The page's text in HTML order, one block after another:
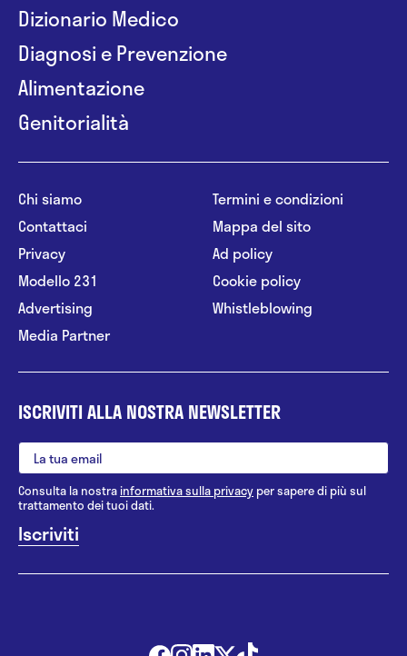
Dizionario Medico
Diagnosi e Prevenzione
Alimentazione
Genitorialità
Chi siamo
Contattaci
Privacy
Modello 231
Advertising
Media Partner
Termini e condizioni
Mappa del sito
Ad policy
Cookie policy
Whistleblowing
ISCRIVITI ALLA NOSTRA NEWSLETTER
Consulta la nostrainformativa sulla privacy per sapere di più sul
trattamento dei tuoi dati.